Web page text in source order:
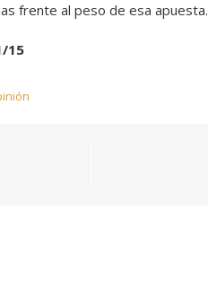
frente al peso de esa apuesta.
15